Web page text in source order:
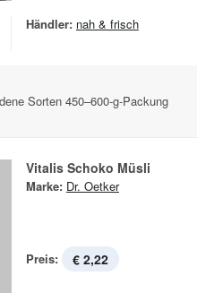
Händler: nah & frisch
Sorten 450–600-g-Packung
Vitalis Schoko Müsli
Marke: Dr. Oetker
Preis: € 2,22